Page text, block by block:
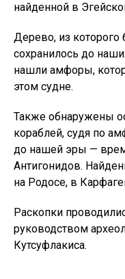
найденной в
Дерево, из которого
сохранилось до
нашли амфоры,
этом судне.
Также обнаружены
кораблей, судя по
до нашей эры —
Антигонидов.
на Родосе, в
Раскопки
руководством
Кутсуфлакиса.